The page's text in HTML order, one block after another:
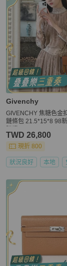
Givenchy
️GIVENCHY 焦糖色金
鏈條包 21.5*15*8 98
TWD 26,800
現折 800
狀況良好 本地